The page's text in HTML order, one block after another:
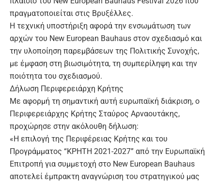
πραγματοποιείται στις Βρυξέλλες.
Η τεχνική υποστήριξη αφορά την ενσωμάτωση των
αρχών του New European Bauhaus στον σχεδιασμό και
την υλοποίηση παρεμβάσεων της Πολιτικής Συνοχής,
με έμφαση στη βιωσιμότητα, τη συμπερίληψη και την
ποιότητα του σχεδιασμού.
Δήλωση Περιφερειάρχη Κρήτης
Με αφορμή τη σημαντική αυτή ευρωπαϊκή διάκριση, ο
Περιφερειάρχης Κρήτης Σταύρος Αρναουτάκης,
προχώρησε στην ακόλουθη δήλωση:
«Η επιλογή της Περιφέρειας Κρήτης και του
Προγράμματος “ΚΡΗΤΗ 2021-2027” από την Ευρωπαϊκή
Επιτροπή για συμμετοχή στο New European Bauhaus
αποτελεί έμπρακτη αναγνώριση του στρατηγικού μας